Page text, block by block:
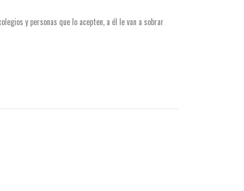
y personas que lo acepten, a él le van a sobrar